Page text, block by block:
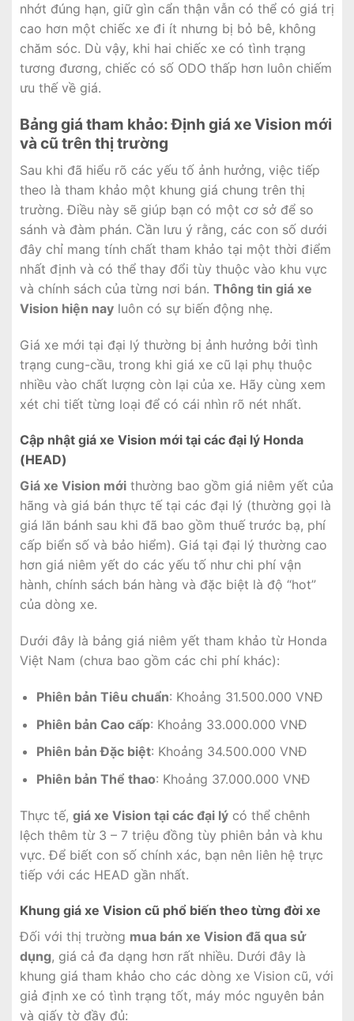
nhớt đúng hạn, giữ gìn cẩn thận vẫn có thể có giá trị
cao hơn một chiếc xe đi ít nhưng bị bỏ bê, không
chăm sóc. Dù vậy, khi hai chiếc xe có tình trạng
tương đương, chiếc có số ODO thấp hơn luôn chiếm
ưu thế về giá.
Bảng giá tham khảo: Định giá xe Vision mới
và cũ trên thị trường
Sau khi đã hiểu rõ các yếu tố ảnh hưởng, việc tiếp
theo là tham khảo một khung giá chung trên thị
trường. Điều này sẽ giúp bạn có một cơ sở để so
sánh và đàm phán. Cần lưu ý rằng, các con số dưới
đây chỉ mang tính chất tham khảo tại một thời điểm
nhất định và có thể thay đổi tùy thuộc vào khu vực
và chính sách của từng nơi bán. Thông tin giá xe
Vision hiện nay luôn có sự biến động nhẹ.
Giá xe mới tại đại lý thường bị ảnh hưởng bởi tình
trạng cung-cầu, trong khi giá xe cũ lại phụ thuộc
nhiều vào chất lượng còn lại của xe. Hãy cùng xem
xét chi tiết từng loại để có cái nhìn rõ nét nhất.
Cập nhật giá xe Vision mới tại các đại lý Honda
(HEAD)
Giá xe Vision mới thường bao gồm giá niêm yết của
hãng và giá bán thực tế tại các đại lý (thường gọi là
giá lăn bánh sau khi đã bao gồm thuế trước bạ, phí
cấp biển số và bảo hiểm). Giá tại đại lý thường cao
hơn giá niêm yết do các yếu tố như chi phí vận
hành, chính sách bán hàng và đặc biệt là độ “hot”
của dòng xe.
Dưới đây là bảng giá niêm yết tham khảo từ Honda
Việt Nam (chưa bao gồm các chi phí khác):
Phiên bản Tiêu chuẩn: Khoảng 31.500.000 VNĐ
Phiên bản Cao cấp: Khoảng 33.000.000 VNĐ
Phiên bản Đặc biệt: Khoảng 34.500.000 VNĐ
Phiên bản Thể thao: Khoảng 37.000.000 VNĐ
Thực tế, giá xe Vision tại các đại lý có thể chênh
lệch thêm từ 3 – 7 triệu đồng tùy phiên bản và khu
vực. Để biết con số chính xác, bạn nên liên hệ trực
tiếp với các HEAD gần nhất.
Khung giá xe Vision cũ phổ biến theo từng đời xe
Đối với thị trường mua bán xe Vision đã qua sử
dụng, giá cả đa dạng hơn rất nhiều. Dưới đây là
khung giá tham khảo cho các dòng xe Vision cũ, với
giả định xe có tình trạng tốt, máy móc nguyên bản
và giấy tờ đầy đủ: